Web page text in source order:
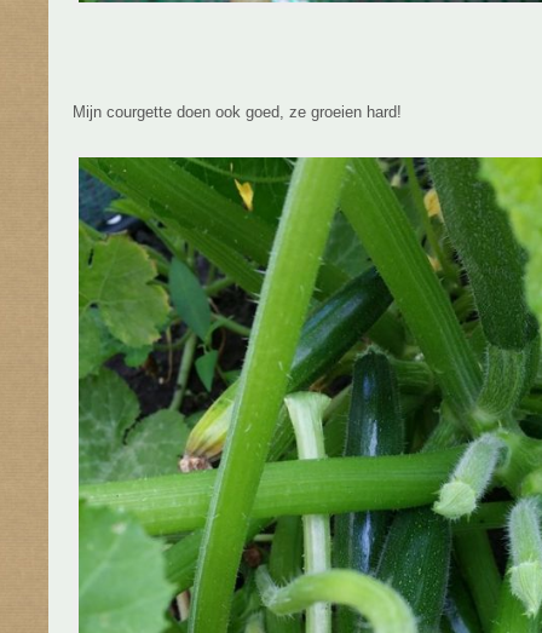
Mijn courgette doen ook goed, ze groeien hard!